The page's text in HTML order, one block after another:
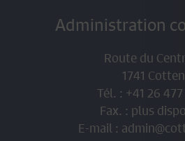
Administration
Route du
1741
Tél. : +41 26
Fax. : plus
E-mail :